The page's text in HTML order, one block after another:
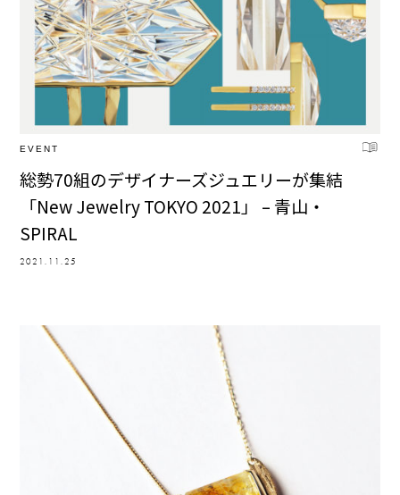
EVENT
総勢70組のデザイナーズジュエリーが集結
「New Jewelry TOKYO 2021」 – 青山・
SPIRAL
2021.11.25